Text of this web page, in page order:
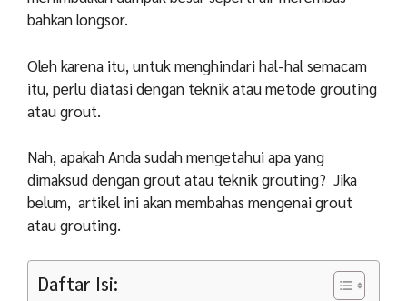
bahkan longsor.
Oleh karena itu, untuk menghindari hal-hal semacam
itu, perlu diatasi dengan teknik atau metode grouting
atau grout.
Nah, apakah Anda sudah mengetahui apa yang
dimaksud dengan grout atau teknik grouting? Jika
belum, artikel ini akan membahas mengenai grout
atau grouting.
Daftar Isi: